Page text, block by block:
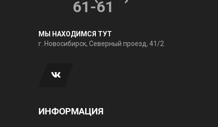
61-61
МЫ НАХОДИМСЯ ТУТ
г. Новосибирск, Северный проезд, 41/2
ИНФОРМАЦИЯ